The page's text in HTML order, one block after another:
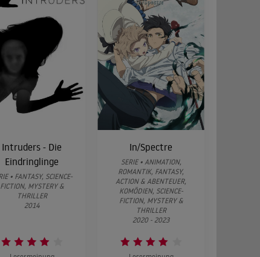
Intruders - Die
Eindringlinge
• FANTASY, SCIENCE-
FICTION, MYSTERY &
THRILLER
2014
In/Spectre
SERIE • ANIMATION,
ROMANTIK, FANTASY,
ACTION & ABENTEUER,
KOMÖDIEN, SCIENCE-
FICTION, MYSTERY &
THRILLER
2020 - 2023